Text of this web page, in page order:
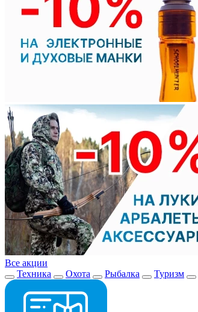
Все акции
Техника
Охота Рыбалка Туризм